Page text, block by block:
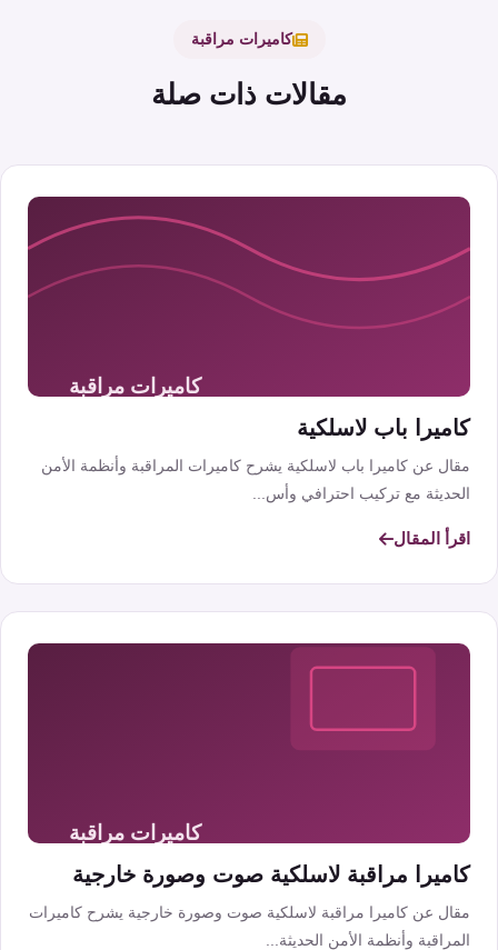
كاميرات مراقبة
مقالات ذات صلة
كاميرا باب لاسلكية
مقال عن كاميرا باب لاسلكية يشرح كاميرات المراقبة وأنظمة الأمن
الحديثة مع تركيب احترافي وأس...
اقرأ المقال
كاميرا مراقبة لاسلكية صوت وصورة خارجية
مقال عن كاميرا مراقبة لاسلكية صوت وصورة خارجية يشرح كاميرات
المراقبة وأنظمة الأمن الحديثة...